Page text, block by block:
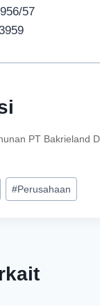
57
PT Bakrieland
#Perusahaan